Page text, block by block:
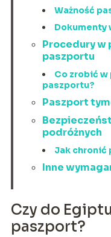
Ważność
Dokumenty
Procedury w
paszportu
Co zrobić w
paszportu?
Paszport
podróżnych
Jak chronić
Inne
Czy do
paszport?